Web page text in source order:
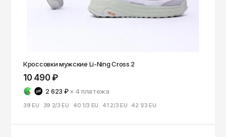
Кроссовки мужские Li-Ning Cross 2
10 490 ₽
2 623 ₽ × 4платежа
39 EU 39 2/3 EU 40 1/3 EU 41 2/3 EU 42 1/3 EU
Ульяновск
Уфа
Ухта